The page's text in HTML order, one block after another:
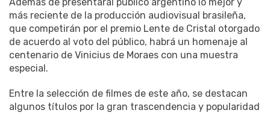
más reciente de la producción audiovisual brasileña,
que competirán por el premio Lente de Cristal otorgado
de acuerdo al voto del público, habrá un homenaje al
centenario de Vinicius de Moraes con una muestra
especial.
Entre la selección de filmes de este año, se destacan
algunos títulos por la gran trascendencia y popularidad